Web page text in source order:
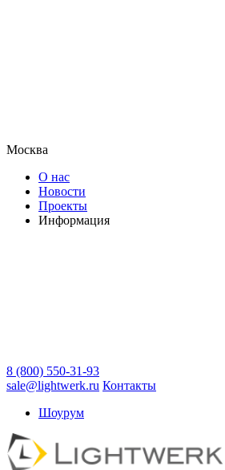
Москва
О нас
Новости
Проекты
Информация
8 (800) 550-31-93
sale@lightwerk.ru Контакты
Шоурум